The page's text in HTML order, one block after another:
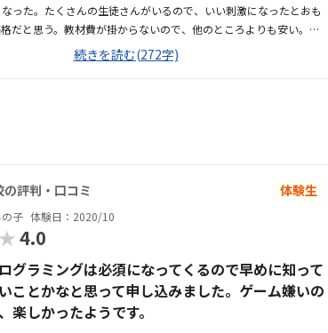
った。たくさんの生徒さんがいるので、いい刺激になったとおも
だと思う。教材費が掛からないので、他のところよりも安い。正
ボットプログラミングではないので、興味を持たないと思っていた
想を聞くと、子どもは組み立てではなく、プログラミングを習いた
続きを読む(272字)
評判・口コミ 体験生
子 体験日：2020/10
4.0
グラミングは必須になってくるので早めに知って
ことかなと思って申し込みました。ゲーム嫌いの
楽しかったようです。